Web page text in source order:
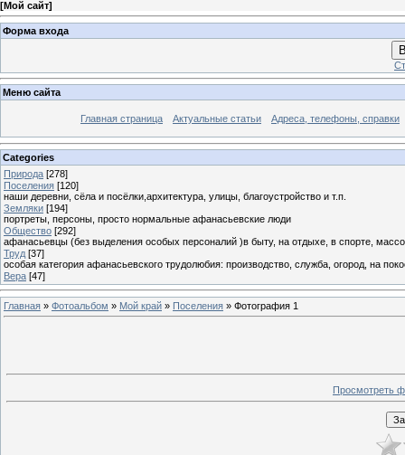
[Мой сайт]
Форма входа
Меню сайта
Главная страница Актуальные статьи Адреса, телефоны, справки
Categories
Природа [278]
Поселения [120]
наши деревни, сёла и посёлки,архитектура, улицы, благоустройство и т.п.
Земляки [194]
портреты, персоны, просто нормальные афанасьевские люди
Общество [292]
афанасьевцы (без выделения особых персоналий )в быту, на отдыхе, в спорте,
Труд [37]
особая категория афанасьевского трудолюбия: производство, служба, огород, на
Вера [47]
Главная » Фотоальбом » Мой край » Поселения » Фотография 1
Просмотреть